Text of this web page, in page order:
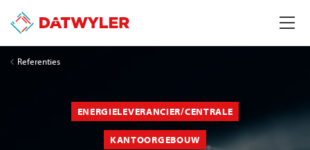
Referenties
ENERGIELEVERANCIER/CENTRALE
KANTOORGEBOUW